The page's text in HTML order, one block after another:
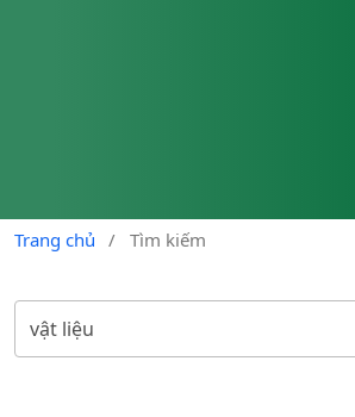
Trang chủ / Tìm kiếm